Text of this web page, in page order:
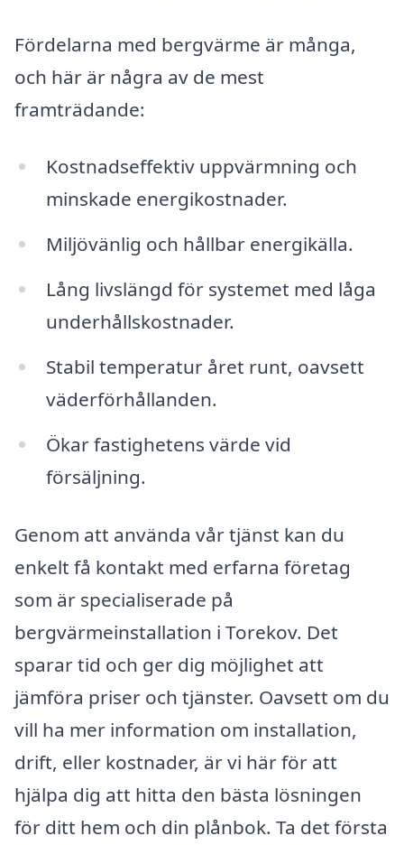
Fördelarna med bergvärme är många,
och här är några av de mest
framträdande:
Kostnadseffektiv uppvärmning och
minskade energikostnader.
Miljövänlig och hållbar energikälla.
Lång livslängd för systemet med låga
underhållskostnader.
Stabil temperatur året runt, oavsett
väderförhållanden.
Ökar fastighetens värde vid
försäljning.
Genom att använda vår tjänst kan du
enkelt få kontakt med erfarna företag
som är specialiserade på
bergvärmeinstallation i Torekov. Det
sparar tid och ger dig möjlighet att
jämföra priser och tjänster. Oavsett om du
vill ha mer information om installation,
drift, eller kostnader, är vi här för att
hjälpa dig att hitta den bästa lösningen
för ditt hem och din plånbok. Ta det första